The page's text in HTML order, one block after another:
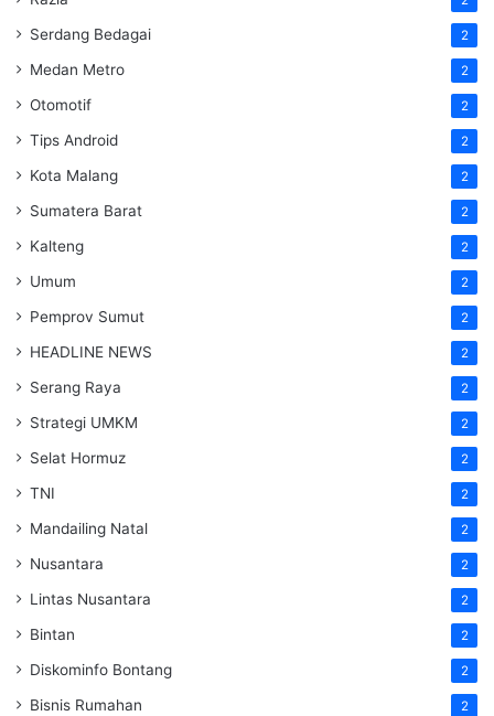
Serdang Bedagai 2
Medan Metro 2
Otomotif 2
Tips Android 2
Kota Malang 2
Sumatera Barat 2
Kalteng 2
Umum 2
Pemprov Sumut 2
HEADLINE NEWS 2
Serang Raya 2
Strategi UMKM 2
Selat Hormuz 2
TNI 2
Mandailing Natal 2
Nusantara 2
Lintas Nusantara 2
Bintan 2
Diskominfo Bontang 2
Bisnis Rumahan 2